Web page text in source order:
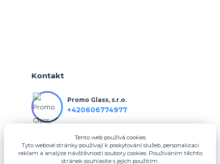
Kontakt
Promo Glass, s.r.o.
+420606774977
info@3dfotodarky.cz
Tento web používá cookies
Tyto webové stránky používají k poskytování služeb, personalizaci
reklam a analýze návštěvnosti soubory cookies. Používáním těchto
stránek souhlasíte s jejich použitím.